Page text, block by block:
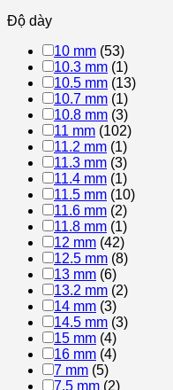
Độ dày
10 mm (53)
10.3 mm (1)
10.5 mm (13)
10.7 mm (1)
10.8 mm (3)
11 mm (102)
11.2 mm (1)
11.3 mm (3)
11.4 mm (1)
11.5 mm (10)
11.6 mm (2)
11.8 mm (1)
12 mm (42)
12.5 mm (8)
13 mm (6)
13.2 mm (2)
14 mm (3)
14.5 mm (3)
15 mm (4)
16 mm (4)
7 mm (5)
7.5 mm (2)